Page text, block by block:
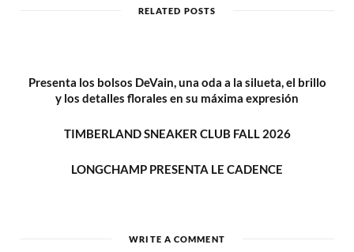
e
RELATED POSTS
Presenta los bolsos DeVain, una oda a la silueta, el brillo
y los detalles florales en su máxima expresión
TIMBERLAND SNEAKER CLUB FALL 2026
LONGCHAMP PRESENTA LE CADENCE
WRITE A COMMENT